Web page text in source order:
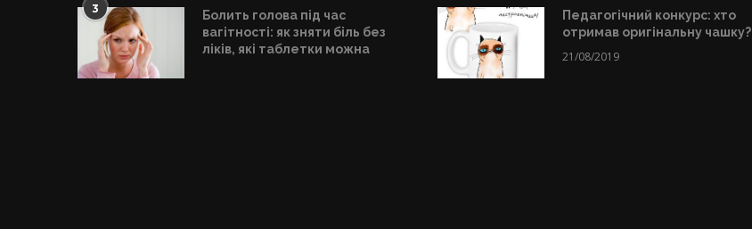
3
Болить голова під час
вагітності: як зняти біль без
ліків, які таблетки можна
Педагогічний конкурс: хто
отримав оригінальну чашку?
21/08/2019